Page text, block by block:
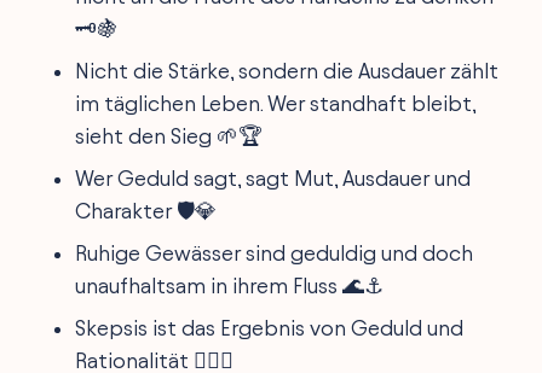
🗝️🍇
Nicht die Stärke, sondern die Ausdauer zählt
im täglichen Leben. Wer standhaft bleibt,
sieht den Sieg 🌱🏆
Wer Geduld sagt, sagt Mut, Ausdauer und
Charakter 🛡️💎
Ruhige Gewässer sind geduldig und doch
unaufhaltsam in ihrem Fluss 🌊⚓️
Skepsis ist das Ergebnis von Geduld und
Rationalität 🕵️‍♂️🤔